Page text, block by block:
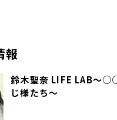
報
鈴木聖奈 LIFE LAB～
じ様たち～